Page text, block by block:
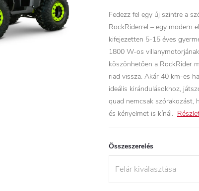
Fedezz fel egy új szintre a
RockRiderrel – egy modern
kifejezetten 5-15 éves
1800 W-os
köszönhetően a RockRider
riad vissza. Akár 40 km-es
ideális kirándulásokhoz,
quad nemcsak szórakozást,
és kényelmet is kínál.
Összeszerelés